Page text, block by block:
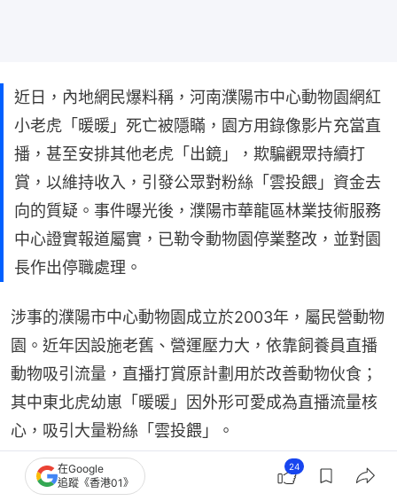
近日，內地網民爆料稱，河南濮陽市中心動物園網紅
小老虎「暖暖」死亡被隱瞞，園方用錄像影片充當直
播，甚至安排其他老虎「出鏡」，欺騙觀眾持續打
賞，以維持收入，引發公眾對粉絲「雲投餵」資金去
向的質疑。事件曝光後，濮陽市華龍區林業技術服務
中心證實報道屬實，已勒令動物園停業整改，並對園
長作出停職處理。
涉事的濮陽市中心動物園成立於2003年，屬民營動物
園。近年因設施老舊、營運壓力大，依靠飼養員直播
動物吸引流量，直播打賞原計劃用於改善動物伙食；
其中東北虎幼崽「暖暖」因外形可愛成為直播流量核
心，吸引大量粉絲「雲投餵」。
在Google
追蹤《香港01》
24